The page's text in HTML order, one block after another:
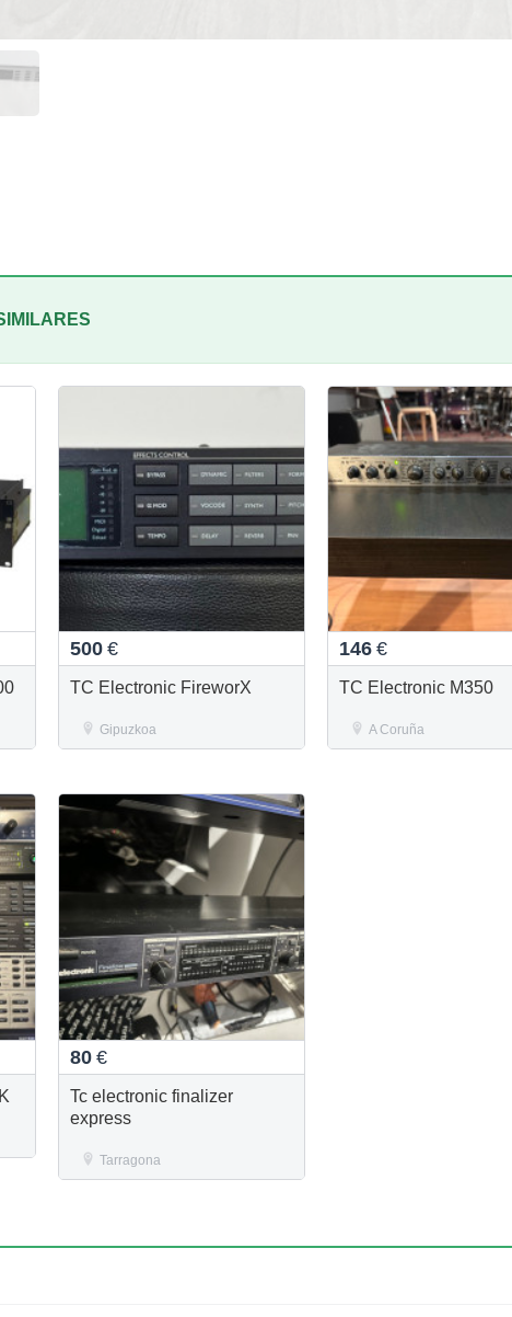
500 €
TC Electronic FireworX
Gipuzkoa
146 €
TC Electronic M350
A Coruña
80 €
Tc electronic finalizer
express
Tarragona